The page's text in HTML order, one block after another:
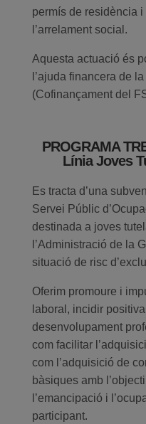
permís de residència
l’arrelament social.
Aquesta actuació és
l’ajuda financera de
(Cofinançament del
PROGRAMA
Línia Joves
Es tracta d’una
Servei Públic
destinada a joves
l’Administració de la
situació de risc
Oferim promoure i
laboral, incidir
desenvolupament
com facilitar
com l’adquisició de
bàsiques amb
l’emancipació i
participant.